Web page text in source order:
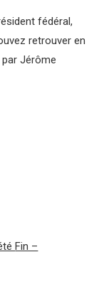
fédéral,
retrouver en
Jérôme
Fin –